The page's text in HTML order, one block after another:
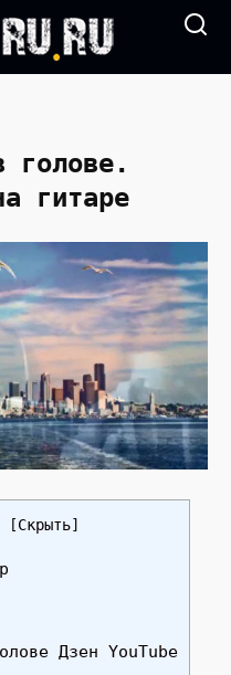
голове.
гитаре
[Скрыть]
Дзен YouTube